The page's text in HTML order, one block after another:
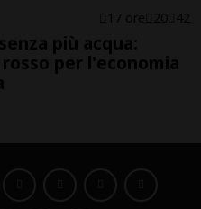
17 ore 20 42
più acqua:
per l'economia